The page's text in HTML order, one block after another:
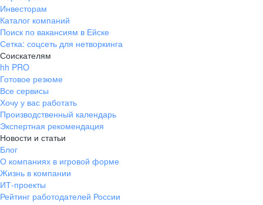
Инвесторам
Каталог компаний
Поиск по вакансиям в Ейске
Сетка: соцсеть для нетворкинга
Соискателям
hh PRO
Готовое резюме
Все сервисы
Хочу у вас работать
Производственный календарь
Экспертная рекомендация
Новости и статьи
Блог
О компаниях в игровой форме
Жизнь в компании
ИТ-проекты
Рейтинг работодателей России